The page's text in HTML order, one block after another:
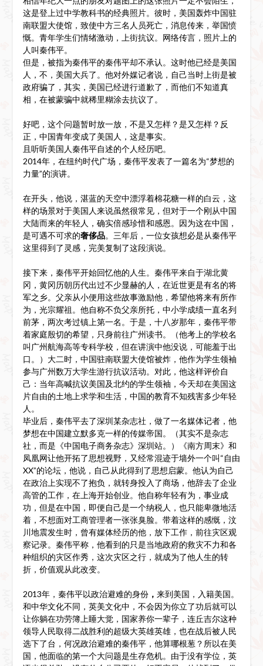
这是登上过中学教科书的经典照片。彼时，美国轰炸中国驻
南联盟大使馆，致使中方三名人员死亡，消息传来，举国愤
慨。青年学生们情绪激动，上街抗议。网络传言，照片上的
人叫秦伟平。
但是，被指为秦伟平的秦伟平却不承认。这时他已经是美国
人，不，美国大兵了。他对外媒记者说，自己当时上街是被
政府骗了，其实，美国已经进行道歉了，而他们不知道真
相，在被蒙骗中就稀里糊涂去抗议了。
好吧，这个问题暂时放一放，不是又怎样？是又怎样？反
正，中国青年变成了美国人，这是事实。
且听听美国人秦伟平自述的个人经历吧。
2014年，在纽约时代广场，秦伟平发表了一篇名为“梦想的
力量”的演讲。
在开头，他说，湛蓝的天空中漂浮着棉花糖一样的白云，这
样的场景对于美国人来说虽然很常见，但对于一个刚从中国
大陆而来的年轻人，确实倍感珍惜和感恩。因为这在中国，
是可遇不可求的奢侈品。三年后，一位女孩想必是从秦伟平
这里得到了灵感，完美复制了这段演说。
接下来，秦伟平开始回忆他的人生。秦伟平来自于湖北黄
冈，黄冈历朝历代出过不少显赫的人，在近世更是有名的将
军之乡。父亲从小便用这些故事激励他，希望他将来有所作
为，光宗耀祖。他自称不负父亲所托，中小学成绩一直名列
前茅，两次考过镇上第一名。于是，十八岁那年，秦伟平带
着家庭殷切的希望，只身前往广州读书。（他考上的学校名
叫广州航海高等专科学校，但在讲演中他没说，可能羞于出
口。）大二时，中国驻南联盟大使馆被炸，他作为学生领袖
参与广州数万大学生游行抗议活动。对此，他这样评价自
己：当年高喊抗议美国及北约的学生领袖，今天却在美国这
片自由的土地上求学和生活，中国的教育不知残害多少年轻
人。
毕业后，秦伟平去了深圳某杂志社，做了一名媒体记者，他
梦想在中国建立默多克一样的传媒帝国。（其实不是杂志
社，而是《中国电子商务杂志》深圳站。）《南方周末》和
凤凰网让他开拓了思想视野，又经常混迹于墙外一个叫“自由
XX”的论坛，他说，自己从此得到了思想启蒙。他认为自己
在政治上实现不了抱负，就转身投入了商场，他辞去了企业
高管的工作，在上海开始创业。他自称年轻有为，事业成
功，但是在中国，即便自己是一个纳税人，也只能卑微地活
着，不想面对工商管理者一张张臭脸。带着这样的感慨，汶
川地震发生时，曾有媒体经历的他，放下工作，前往灾区观
察记录。秦伟平称，他看到的只是当地政府的救灾不力和各
种组织的灾区作秀，这次灾区之行，就成为了他人生的转
折，价值观从此改变。
2013年，秦伟平以政治避难的身份， 来到美国，入籍美国。
和中华文化不同，英美文化中，不会因为你立了功后就可以
让你躺在功劳簿上睡大觉，国家养你一辈子，连丘吉尔这种
领导人民取得二战胜利的超级大英雄英雄，也在战后被人民
选下了台，何况政治避难的秦伟平，他算哪根葱？所以在美
国，他面临的第一个大问题是生存危机。由于没有学位，英